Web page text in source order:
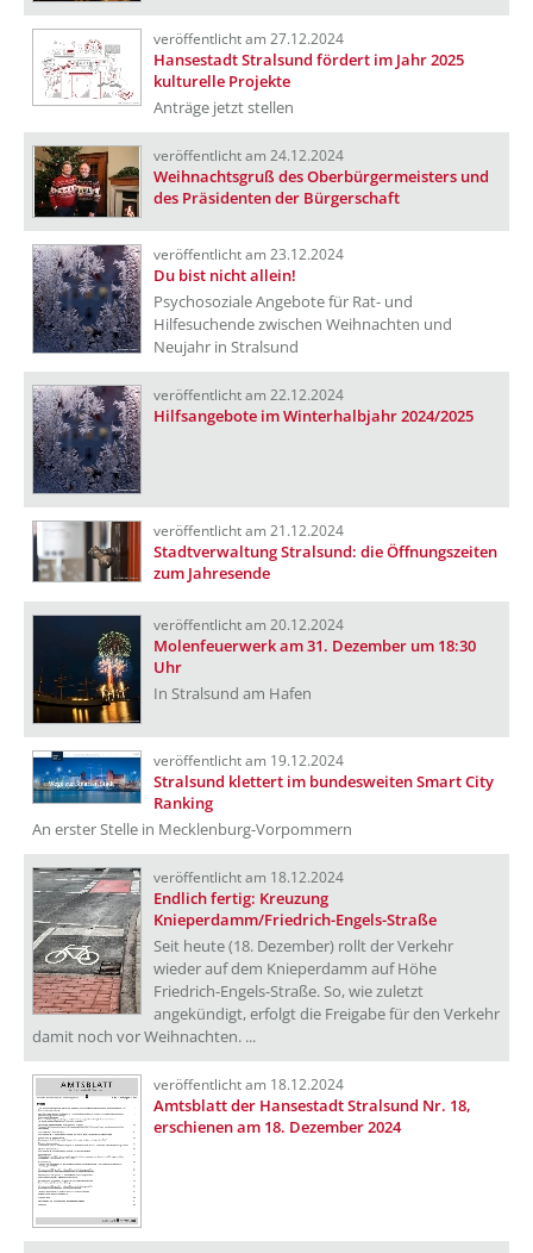
veröffentlicht am 27.12.2024
Hansestadt Stralsund fördert im Jahr 2025
kulturelle Projekte
Anträge jetzt stellen
veröffentlicht am 24.12.2024
Weihnachtsgruß des Oberbürgermeisters und
des Präsidenten der Bürgerschaft
veröffentlicht am 23.12.2024
Du bist nicht allein!
Psychosoziale Angebote für Rat- und
Hilfesuchende zwischen Weihnachten und
Neujahr in Stralsund
veröffentlicht am 22.12.2024
Hilfsangebote im Winterhalbjahr 2024/2025
veröffentlicht am 21.12.2024
Stadtverwaltung Stralsund: die Öffnungszeiten
zum Jahresende
veröffentlicht am 20.12.2024
Molenfeuerwerk am 31. Dezember um 18:30
Uhr
In Stralsund am Hafen
veröffentlicht am 19.12.2024
Stralsund klettert im bundesweiten Smart City
Ranking
An erster Stelle in Mecklenburg-Vorpommern
veröffentlicht am 18.12.2024
Endlich fertig: Kreuzung
Knieperdamm/Friedrich-Engels-Straße
Seit heute (18. Dezember) rollt der Verkehr
wieder auf dem Knieperdamm auf Höhe
Friedrich-Engels-Straße. So, wie zuletzt
angekündigt, erfolgt die Freigabe für den Verkehr
damit noch vor Weihnachten. ...
veröffentlicht am 18.12.2024
Amtsblatt der Hansestadt Stralsund Nr. 18,
erschienen am 18. Dezember 2024